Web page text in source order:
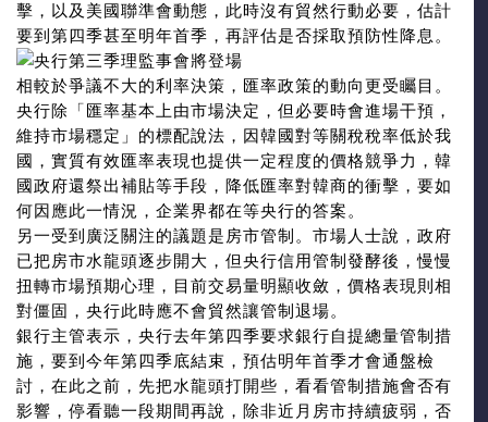
擊，以及美國聯準會動態，此時沒有貿然行動必要，估計
要到第四季甚至明年首季，再評估是否採取預防性降息。
相較於爭議不大的利率決策，匯率政策的動向更受矚目。
央行除「匯率基本上由市場決定，但必要時會進場干預，
維持市場穩定」的標配說法，因韓國對等關稅稅率低於我
國，實質有效匯率表現也提供一定程度的價格競爭力，韓
國政府還祭出補貼等手段，降低匯率對韓商的衝擊，要如
何因應此一情況，企業界都在等央行的答案。
另一受到廣泛關注的議題是房市管制。市場人士說，政府
已把房市水龍頭逐步開大，但央行信用管制發酵後，慢慢
扭轉市場預期心理，目前交易量明顯收斂，價格表現則相
對僵固，央行此時應不會貿然讓管制退場。
銀行主管表示，央行去年第四季要求銀行自提總量管制措
施，要到今年第四季底結束，預估明年首季才會通盤檢
討，在此之前，先把水龍頭打開些，看看管制措施會否有
影響，停看聽一段期間再說，除非近月房市持續疲弱，否